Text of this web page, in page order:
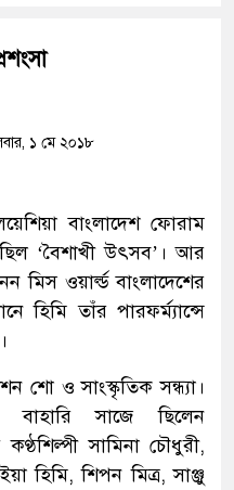
১ মে ২০১৮
বাংলাদেশ ফোরাম
‘বৈশাখী উৎসব’। আর
ওয়ার্ল্ড বাংলাদেশের
হিমি তাঁর পারফর্ম্যান্সে
শো ও সাংস্কৃতিক সন্ধ্যা।
সাজে ছিলেন
সামিনা চৌধুরী,
হিমি, শিপন মিত্র, সাঞ্জু